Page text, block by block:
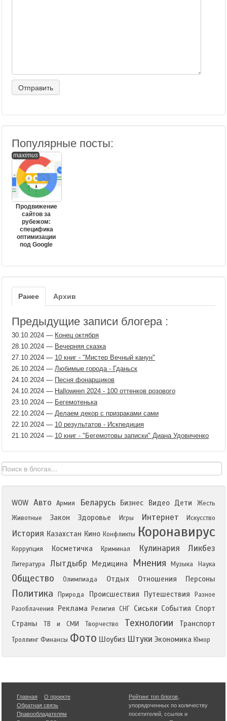
Популярные посты:
maximus
Продвижение
сайтов за
рубежом:
специфика
оптимизации
под Google
Ранее Архив
Предыдущие записи блогера :
30.10.2024 — Конец октября
28.10.2024 — Вечерняя сказка
27.10.2024 — 10 книг - "Мистер Вечный канун"
26.10.2024 — Любимые города - Гданьск
24.10.2024 — Песня фонарщиков
24.10.2024 — Halloween 2024 - 100 оттенков розового
23.10.2024 — Бегемотенька
22.10.2024 — Делаем декор с призраками сами
22.10.2024 — 10 результатов - Искпедиция
21.10.2024 — 10 книг - "Бегемотовы записки" Диана Удовиченко
WOW Авто Армия Беларусь Бизнес Видео Дети
Жесть
Животные
Закон Здоровье Игры Интернет Искусство
История Казахстан Кино Конфликты Коронавирус
Коррупция Косметичка Криминал Кулинария Ликбез
Литература Лытдыбр Медицина Мнения Музыка Наука
Общество Олимпиада Отдых Отношения Персоны
Политика Природа Происшествия Путешествия
Разное
Разоблачения
Реклама Религия СНГ Сиськи События Спорт
Страны
ТВ и СМИ Творчество Технологии Транспорт
Троллинг Финансы Фото Шоубиз Штуки Экономика Юмор
Главная
О проекте
Обратная связь
Правообладателям
Рейтинг топ блогов
упорядоченных по количеству
посетителей, ссылок и